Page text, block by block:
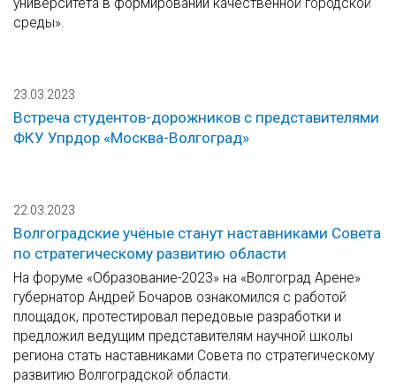
университета в формировании качественной городской
среды».
23.03.2023
Встреча студентов-дорожников с представителями
ФКУ Упрдор «Москва-Волгоград»
22.03.2023
Волгоградские учёные станут наставниками Совета
по стратегическому развитию области
На форуме «Образование-2023» на «Волгоград Арене»
губернатор Андрей Бочаров ознакомился с работой
площадок, протестировал передовые разработки и
предложил ведущим представителям научной школы
региона стать наставниками Совета по стратегическому
развитию Волгоградской области.